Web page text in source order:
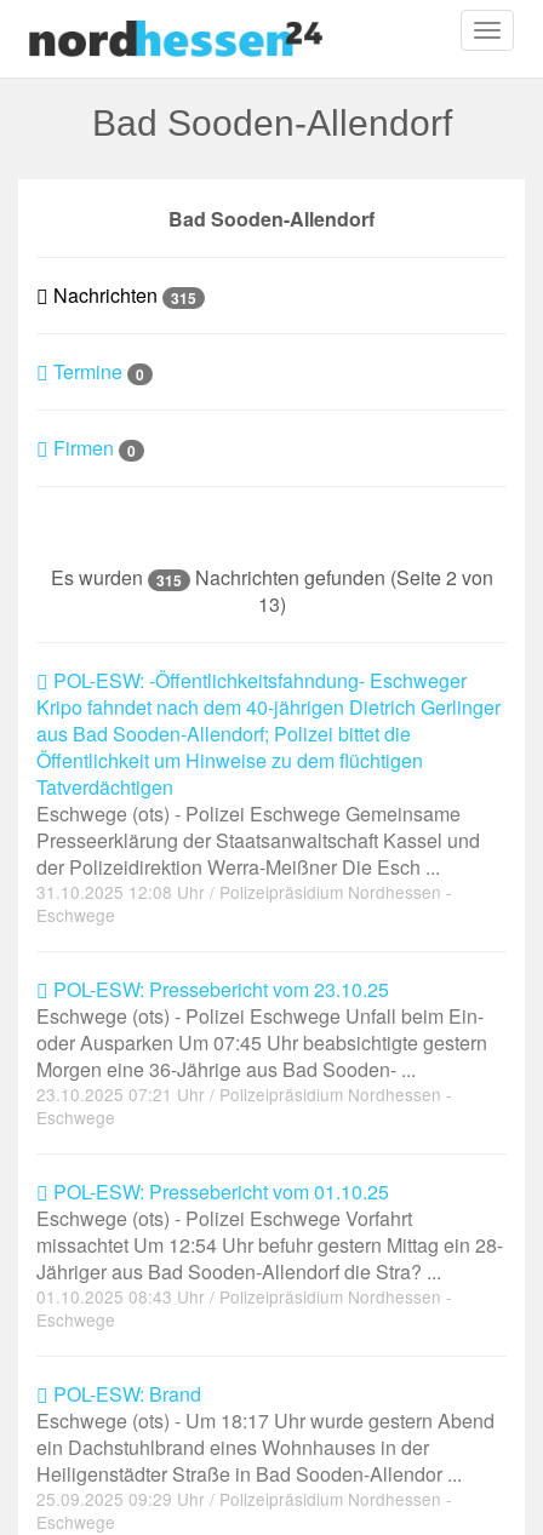
Bad Sooden-Allendorf
Bad Sooden-Allendorf
Nachrichten 315
Termine 0
Firmen 0
Es wurden 315 Nachrichten gefunden (Seite 2 von
13)
POL-ESW: -Öffentlichkeitsfahndung- Eschweger
Kripo fahndet nach dem 40-jährigen Dietrich Gerlinger
aus Bad Sooden-Allendorf; Polizei bittet die
Öffentlichkeit um Hinweise zu dem flüchtigen
Tatverdächtigen
Eschwege (ots) - Polizei Eschwege Gemeinsame
Presseerklärung der Staatsanwaltschaft Kassel und
der Polizeidirektion Werra-Meißner Die Esch ...
31.10.2025 12:08 Uhr / Polizeipräsidium Nordhessen -
Eschwege
POL-ESW: Pressebericht vom 23.10.25
Eschwege (ots) - Polizei Eschwege Unfall beim Ein-
oder Ausparken Um 07:45 Uhr beabsichtigte gestern
Morgen eine 36-Jährige aus Bad Sooden- ...
23.10.2025 07:21 Uhr / Polizeipräsidium Nordhessen -
Eschwege
POL-ESW: Pressebericht vom 01.10.25
Eschwege (ots) - Polizei Eschwege Vorfahrt
missachtet Um 12:54 Uhr befuhr gestern Mittag ein 28-
Jähriger aus Bad Sooden-Allendorf die Stra? ...
01.10.2025 08:43 Uhr / Polizeipräsidium Nordhessen -
Eschwege
POL-ESW: Brand
Eschwege (ots) - Um 18:17 Uhr wurde gestern Abend
ein Dachstuhlbrand eines Wohnhauses in der
Heiligenstädter Straße in Bad Sooden-Allendor ...
25.09.2025 09:29 Uhr / Polizeipräsidium Nordhessen -
Eschwege